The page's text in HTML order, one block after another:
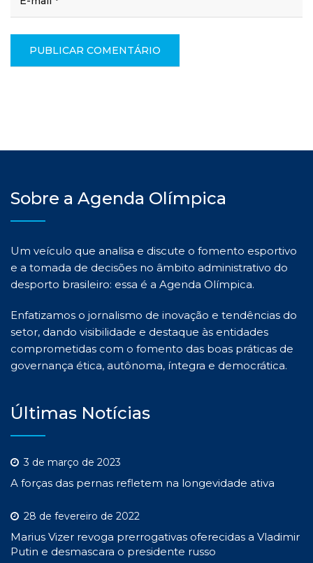
Sobre a Agenda Olímpica
Um veículo que analisa e discute o fomento esportivo
e a tomada de decisões no âmbito administrativo do
desporto brasileiro: essa é a Agenda Olímpica.
Enfatizamos o jornalismo de inovação e tendências do
setor, dando visibilidade e destaque às entidades
comprometidas com o fomento das boas práticas de
governança ética, autônoma, íntegra e democrática.
Últimas Notícias
3 de março de 2023
A forças das pernas refletem na longevidade ativa
28 de fevereiro de 2022
Marius Vizer revoga prerrogativas oferecidas a Vladimir
Putin e desmascara o presidente russo